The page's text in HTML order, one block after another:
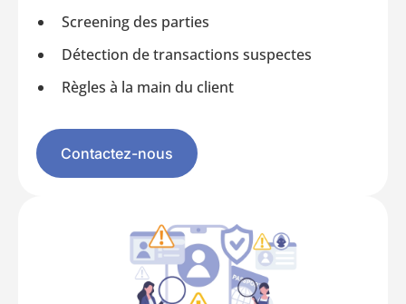
Screening des parties
Détection de transactions suspectes
Règles à la main du client
Contactez-nous